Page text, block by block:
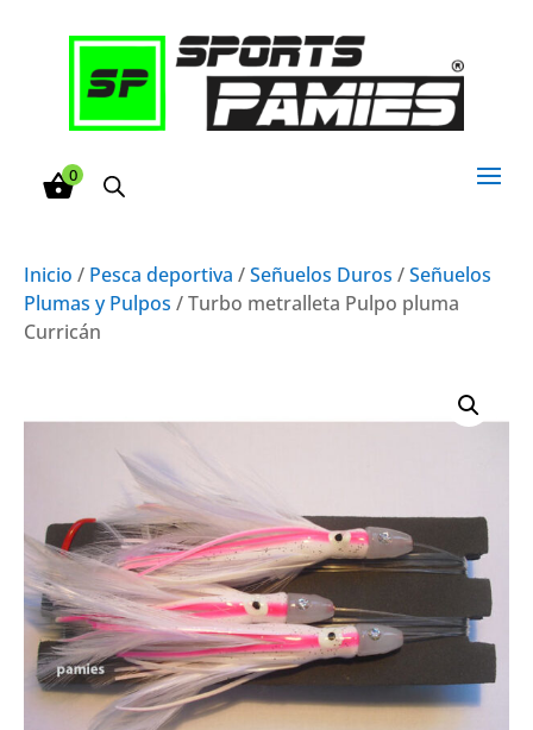
0
Inicio / Pesca deportiva /Señuelos Duros /Señuelos
Plumas y Pulpos / Turbo metralleta Pulpo pluma
Curricán